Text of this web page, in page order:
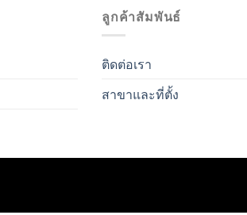
ลูกค้าสัมพันธ์
ติดต่อเรา
สาขาและที่ตั้ง